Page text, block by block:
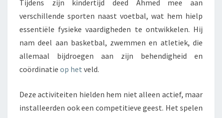
Tijdens zijn kindertijd deed Ahmed mee aan
verschillende sporten naast voetbal, wat hem hielp
essentiële fysieke vaardigheden te ontwikkelen. Hij
nam deel aan basketbal, zwemmen en atletiek, die
allemaal bijdroegen aan zijn behendigheid en
coördinatie op het veld.
Deze activiteiten hielden hem niet alleen actief, maar
installeerden ook een competitieve geest. Het spelen